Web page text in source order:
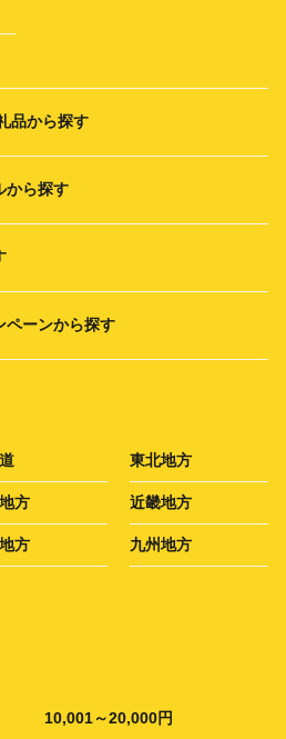
品から探す
から探す
ペーンから探す
東北地方
方 近畿地方
方 九州地方
10,001～20,000円